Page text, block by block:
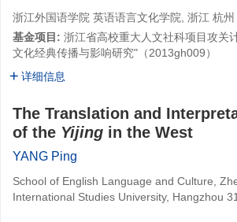
浙江外国语学院 英语语言文化学院, 浙江 杭
基金项目: 浙江省高校重大人文社科项目攻关
文化经典传播与影响研究"（2013gh009）
详细信息
The Translation and
of the Yijing in the West
YANG Ping
School of English Language and Culture,
International Studies University, Hangzhou